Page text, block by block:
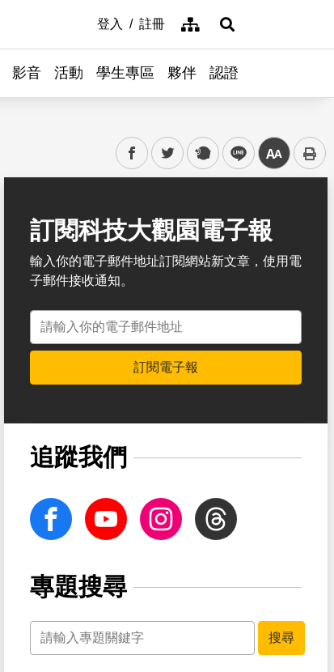
登入 註冊 網站導覽展開搜尋
影音 活動 學生專區 夥伴 認證
facebooktwitter plurk line 中
訂閱科技大觀園電子報
輸入你的電子郵件地址訂閱網站新文章，使用電
子郵件接收通知。
電子郵件地址
訂閱電子報
追蹤我們
facebook Youtube InstagramThreads
專題搜尋
關鍵字
搜尋